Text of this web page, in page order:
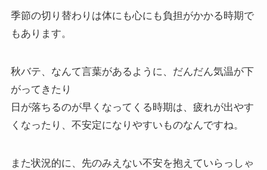
季節の切り替わりは体にも心にも負担がかかる時期で
もあります。
秋バテ、なんて言葉があるように、だんだん気温が下
がってきたり
日が落ちるのが早くなってくる時期は、疲れが出やす
くなったり、不安定になりやすいものなんですね。
また状況的に、先のみえない不安を抱えていらっしゃ